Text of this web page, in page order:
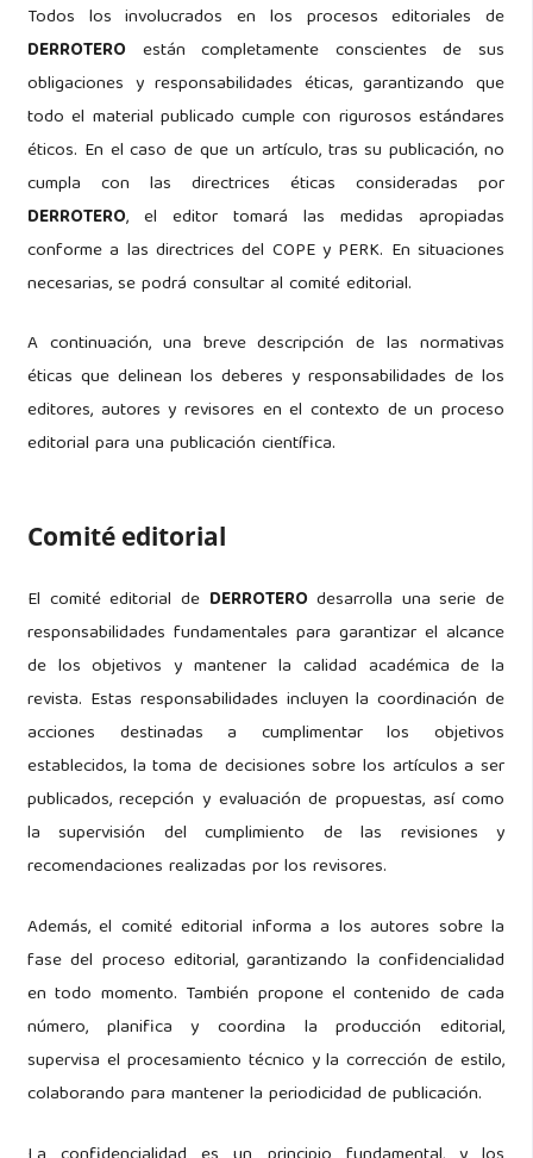
Todos los involucrados en los procesos editoriales de
DERROTERO están completamente conscientes de sus
obligaciones y responsabilidades éticas, garantizando que
todo el material publicado cumple con rigurosos estándares
éticos. En el caso de que un artículo, tras su publicación, no
cumpla con las directrices éticas consideradas por
DERROTERO, el editor tomará las medidas apropiadas
conforme a las directrices del COPE y PERK. En situaciones
necesarias, se podrá consultar al comité editorial.
A continuación, una breve descripción de las normativas
éticas que delinean los deberes y responsabilidades de los
editores, autores y revisores en el contexto de un proceso
editorial para una publicación científica.
Comité editorial
El comité editorial de DERROTERO desarrolla una serie de
responsabilidades fundamentales para garantizar el alcance
de los objetivos y mantener la calidad académica de la
revista. Estas responsabilidades incluyen la coordinación de
acciones destinadas a cumplimentar los objetivos
establecidos, la toma de decisiones sobre los artículos a ser
publicados, recepción y evaluación de propuestas, así como
la supervisión del cumplimiento de las revisiones y
recomendaciones realizadas por los revisores.
Además, el comité editorial informa a los autores sobre la
fase del proceso editorial, garantizando la confidencialidad
en todo momento. También propone el contenido de cada
número, planifica y coordina la producción editorial,
supervisa el procesamiento técnico y la corrección de estilo,
colaborando para mantener la periodicidad de publicación.